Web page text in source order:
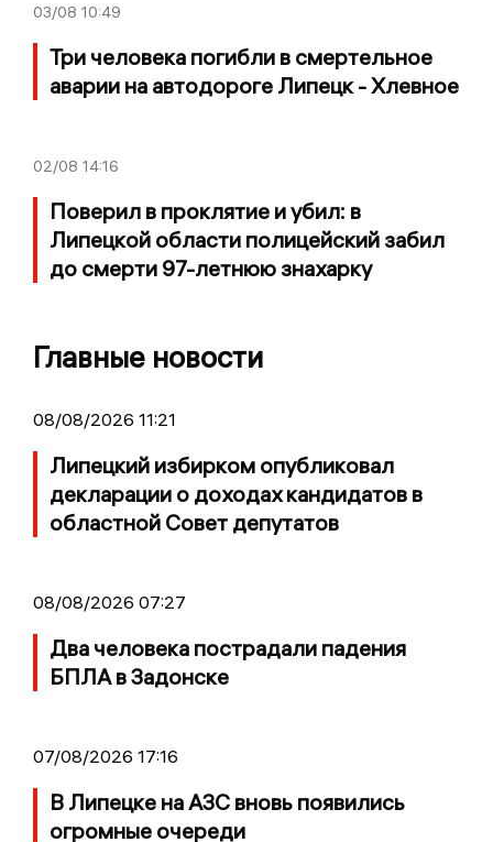
03/08 10:49
Три человека погибли в смертельное
аварии на автодороге Липецк - Хлевное
02/08 14:16
Поверил в проклятие и убил: в
Липецкой области полицейский забил
до смерти 97-летнюю знахарку
Главные новости
08/08/2026 11:21
Липецкий избирком опубликовал
декларации о доходах кандидатов в
областной Совет депутатов
08/08/2026 07:27
Два человека пострадали падения
БПЛА в Задонске
07/08/2026 17:16
В Липецке на АЗС вновь появились
огромные очереди